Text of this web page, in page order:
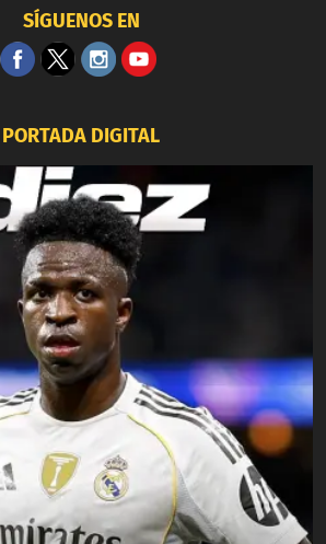
SÍGUENOS EN
PORTADA DIGITAL